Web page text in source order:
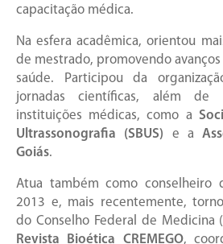
capacitação médica.
Na esfera acadêmica, orientou
de mestrado, promovendo avanços
saúde. Participou da
jornadas científicas, além de
instituições médicas, como a
Ultrassonografia (SBUS) e a
Goiás.
Atua também como
2013 e, mais recentemente,
do Conselho Federal de Medicina
Revista Bioética CREMEGO,